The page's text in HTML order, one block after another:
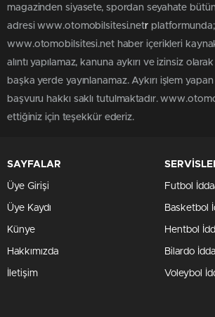
magazinden siyasete, spordan seyahate
adresi www.otomobilsitesi.netr platformunda;
www.otomobilsitesi.net haber içerikleri
alıntı yapılamaz, kanuna aykırı ve izinsiz
başka yerde yayınlanamaz. Aykırı işlem
başvuru hakkı saklı tutulmaktadır.
ettiğiniz için teşekkür ederiz.
SAYFALAR
Üye Girişi
Üye Kaydı
Künye
Hakkımızda
İletişim
Futbol
Basketbol
Hentbol
Bilardo
Voleybol